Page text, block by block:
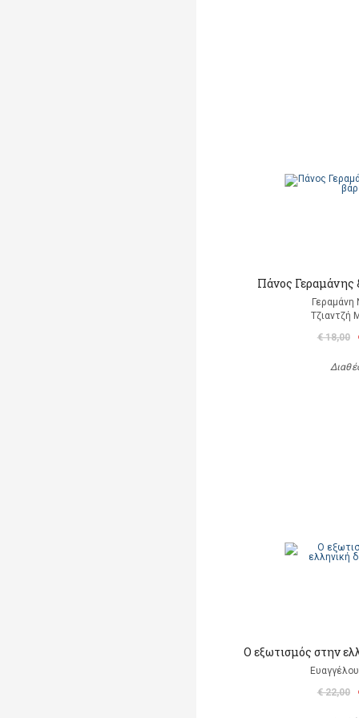
Πάνος Γεραμάνης
Γεραμάνη
Τζιαντζή
€ 18,00
Ο εξωτισμός στην
€ 22,00